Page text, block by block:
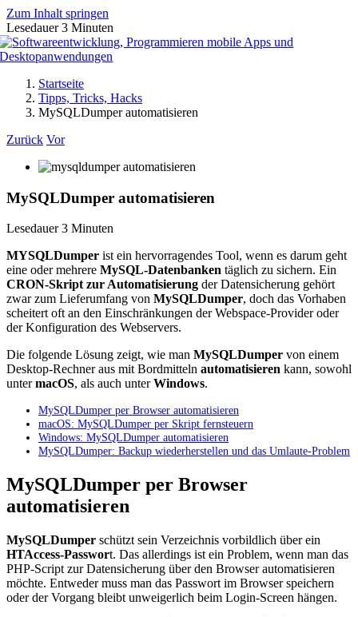
Zum Inhalt springen
Lesedauer 3 Minuten
Startseite
Tipps, Tricks, Hacks
MySQLDumper automatisieren
Zurück Vor
MySQLDumper automatisieren
Lesedauer 3 Minuten
MYSQLDumper ist ein hervorragendes Tool, wenn es darum geht
eine oder mehrere MySQL-Datenbanken täglich zu sichern. Ein
CRON-Skript zur Automatisierung der Datensicherung gehört
zwar zum Lieferumfang von MySQLDumper, doch das Vorhaben
scheitert oft an den Einschränkungen der Webspace-Provider oder
der Konfiguration des Webservers.
Die folgende Lösung zeigt, wie man MySQLDumper von einem
Desktop-Rechner aus mit Bordmitteln automatisieren kann, sowohl
untermacOS, als auch unterWindows.
MySQLDumper per Browser automatisieren
macOS: MySQLDumper per Skript fernsteuern
Windows: MySQLDumper automatisieren
MySQLDumper: Backup wiederherstellen und das Umlaute-Problem
MySQLDumper per Browser
automatisieren
MySQLDumper schützt sein Verzeichnis vorbildlich über ein
HTAccess-Passwort. Das allerdings ist ein Problem, wenn man das
PHP-Script zur Datensicherung über den Browser automatisieren
möchte. Entweder muss man das Passwort im Browser speichern
oder der Vorgang bleibt unweigerlich beim Login-Screen hängen.